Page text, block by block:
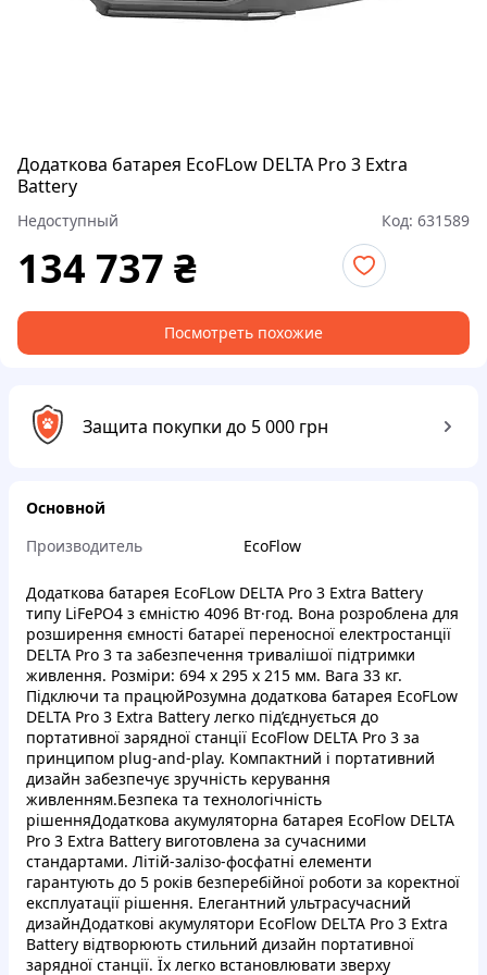
Додаткова батарея EcoFLow DELTA Pro 3 Extra
Battery
Недоступный Код: 631589
134 737 ₴
Посмотреть похожие
Защита покупки до 5 000 грн
Основной
Производитель
EcoFlow
Додаткова батарея EcoFLow DELTA Pro 3 Extra Battery
типу LiFePO4 з ємністю 4096 Вт·год. Вона розроблена для
розширення ємності батареї переносної електростанції
DELTA Pro 3 та забезпечення тривалішої підтримки
живлення. Розміри: 694 х 295 х 215 мм. Вага 33 кг.
Підключи та працюйРозумна додаткова батарея EcoFLow
DELTA Pro 3 Extra Battery легко під’єднується до
портативної зарядної станції EcoFlow DELTA Pro 3 за
принципом plug-and-play. Компактний і портативний
дизайн забезпечує зручність керування
живленням.Безпека та технологічність
рішенняДодаткова акумуляторна батарея EcoFlow DELTA
Pro 3 Extra Battery виготовлена за сучасними
стандартами. Літій-залізо-фосфатні елементи
гарантують до 5 років безперебійної роботи за коректної
експлуатації рішення. Елегантний ультрасучасний
дизайнДодаткові акумулятори EcoFlow DELTA Pro 3 Extra
Battery відтворюють стильний дизайн портативної
зарядної станції. Їх легко встановлювати зверху